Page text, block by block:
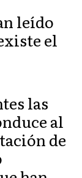
leído
el
las
al
de